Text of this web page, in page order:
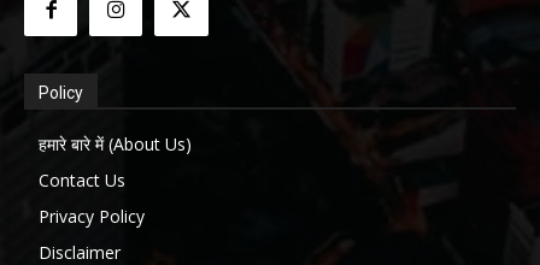
Policy
हमारे बारे में (About Us)
Contact Us
Privacy Policy
Disclaimer